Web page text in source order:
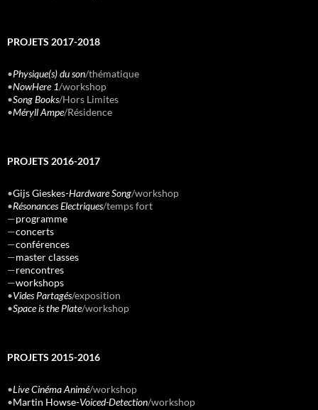
PROJETS 2017-2018
•Physique(s) du son/thématique
•NowHere 1/workshop
•Song Books/Hors Limites
•Méryll Ampe/Résidence
PROJETS 2016-2017
•Gijs Gieskes-Hardware Song/workshop
•Résonances Electriques/temps fort
—programme
—concerts
—conférences
—master classes
—rencontres
—workshops
•Vides Partagés/exposition
•Space is the Plate/workshop
PROJETS 2015-2016
•Live Cinéma Animé/workshop
•Martin Howse-Voiced-Detection/workshop